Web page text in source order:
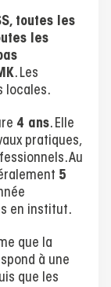
toutes les
les
. Les
locales.
4 ans. Elle
pratiques,
Au
5
en institut.
que la
à une
que les